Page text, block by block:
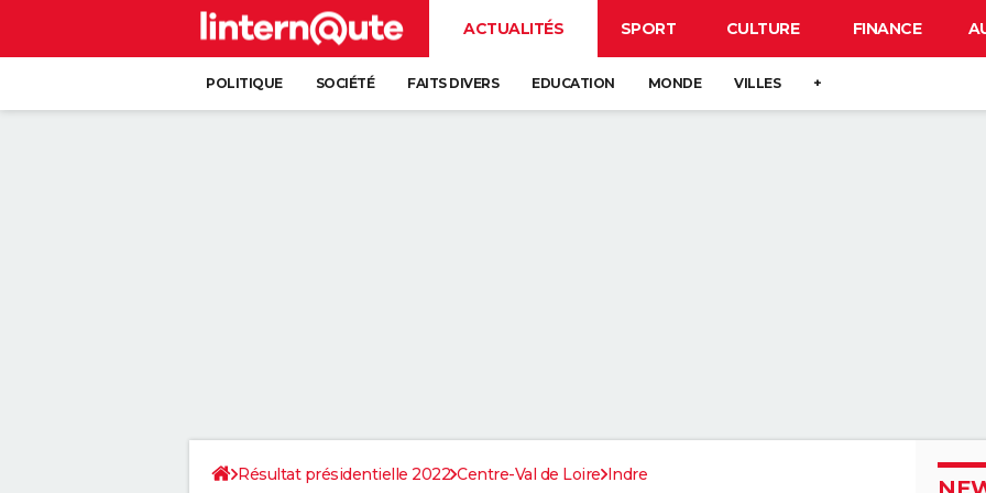
ACTUALITÉS SPORT CULTURE FINANCE
POLITIQUE SOCIÉTÉ FAITS DIVERS EDUCATION MONDE VILLES +
Résultat présidentielle 2022 Centre-Val de Loire Indre